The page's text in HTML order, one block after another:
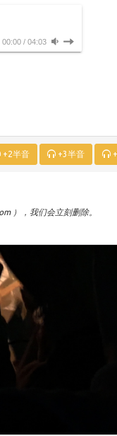
00:00/ 04:03
+2半音 +3半音
），我们会立刻删除。